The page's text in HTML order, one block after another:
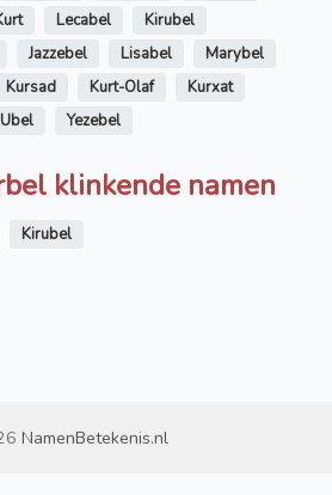
Lecabel
Kirubel
Jazzebel Lisabel
Marybel
Kursad Kurt-Olaf
Kurxat
Ubel Yezebel
klinkende namen
Kirubel
NamenBetekenis.nl